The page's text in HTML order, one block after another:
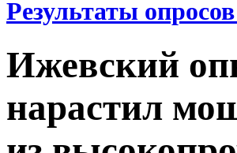
Результаты
Ижевский
нарастил